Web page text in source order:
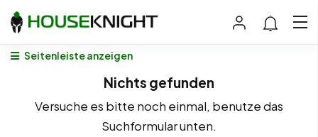
Seitenleiste anzeigen
Nichts gefunden
Versuche es bitte noch einmal, benutze das
Suchformular unten.